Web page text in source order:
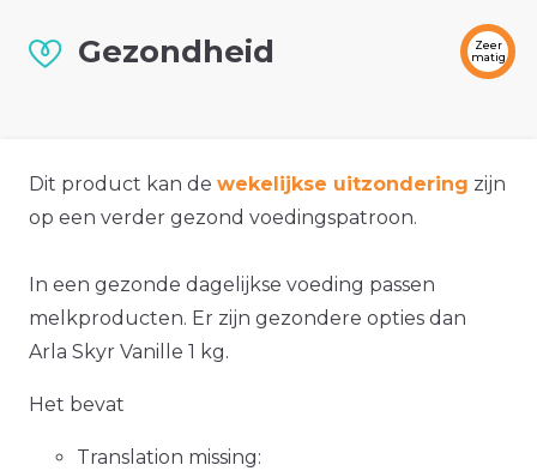
Gezondheid
Zeer
matig
Dit product kan de wekelijkse uitzondering zijn
op een verder gezond voedingspatroon.
In een gezonde dagelijkse voeding passen
melkproducten. Er zijn gezondere opties dan
Arla Skyr Vanille 1 kg.
Het bevat
Translation missing: